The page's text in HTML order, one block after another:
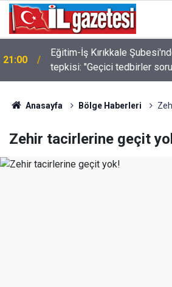
Eğitim-İş Kırıkkale
tepkisi: "Geçici tedbirler
19:00
Acil ilaç arayanlar dikkat!
eczaneler listesi
Anasayfa Bölge Haberleri
Zehir tacirlerine geçit